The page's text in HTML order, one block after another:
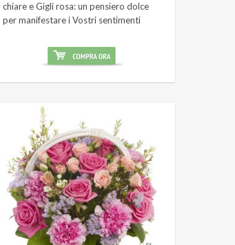
chiare e Gigli rosa: un pensiero dolce
per manifestare i Vostri sentimenti